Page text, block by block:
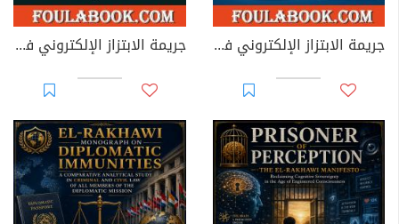
جريمة الابتزاز الإلكتروني في القوانين العربية جريمة الابتزاز الإلكتروني في القانون الجزائري